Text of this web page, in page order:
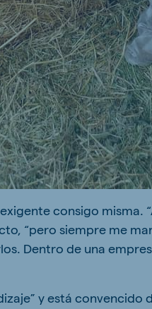
consigo misma.
“pero siempre me
Dentro de una
y está convencido